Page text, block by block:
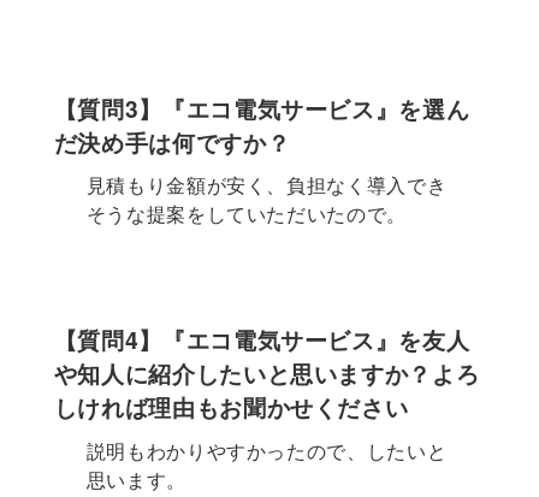
【質問3】『エコ電気サービス』を選ん
だ決め手は何ですか？
見積もり金額が安く、負担なく導入でき
そうな提案をしていただいたので。
【質問4】『エコ電気サービス』を友人
や知人に紹介したいと思いますか？よろ
しければ理由もお聞かせください
説明もわかりやすかったので、したいと
思います。